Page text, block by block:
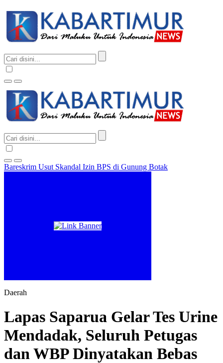
Bareskrim Usut Skandal Izin BPS di Gunung Botak
Daerah
Lapas Saparua Gelar Tes Urine
Mendadak, Seluruh Petugas
dan WBP Dinyatakan Bebas